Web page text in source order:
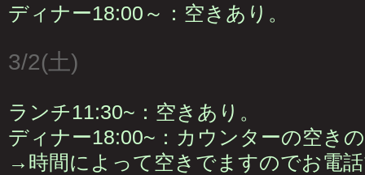
ディナー18:00～：空きあり。
3/2(土)
ランチ11:30~：空きあり。
ディナー18:00~：カウンターの空き
→時間によって空きでますのでお電